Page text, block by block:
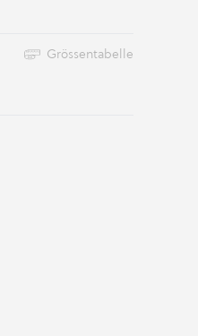
Grössentabelle